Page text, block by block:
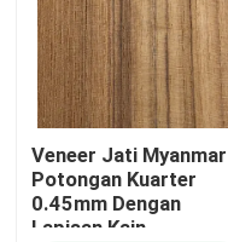
Rumah
Veneer Jati Myanmar
Potongan Kuarter
0.45mm Dengan
Lapisan Kain